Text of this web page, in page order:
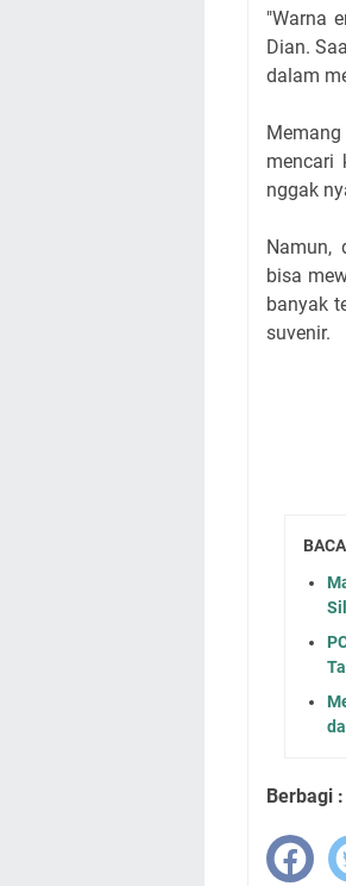
"Warna
Dian.
dalam
mencari
nggak
Namun,
bisa
banyak
suvenir.
Berbagi :